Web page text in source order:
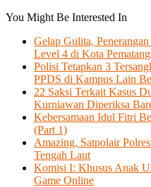
You Might Be Interested In
Gelap Gulita,
Level 4 di Kota
Polisi Tetapkan 3
PPDS di Kampus Lain
22 Saksi Terkait Kasus
Kurniawan Diperiksa
Kebersamaan Idul Fitri
(Part 1)
Amazing, Satpolair
Tengah Laut
Komisi I: Khusus Anak
Game Online